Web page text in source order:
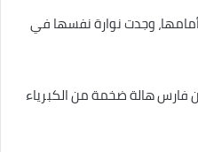
وجدت نوارة نفسها في
فارس هالة ضخمة من الكبرياء